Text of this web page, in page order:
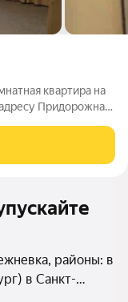
квартира на
Придорожная
метров,
районы: в
в Санкт-